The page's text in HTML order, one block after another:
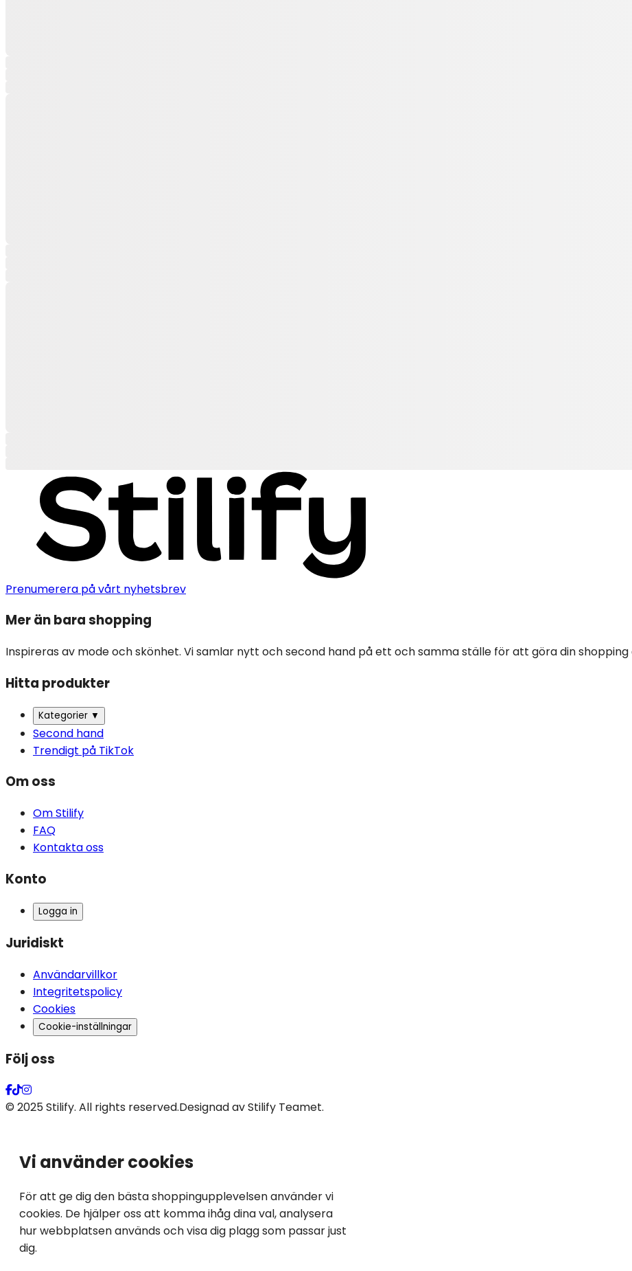
Prenumerera på vårt nyhetsbrev
Mer än bara shopping
Inspireras av mode och skönhet. Vi samlar nytt och second hand på ett och samma ställe för att göra din
Hitta produkter
Kategorier ▼
Second hand
Trendigt på TikTok
Om oss
Om Stilify
FAQ
Kontakta oss
Konto
Logga in
Juridiskt
Användarvillkor
Integritetspolicy
Cookies
Cookie-inställningar
Följ oss
© 2025 Stilify. All rights reserved.Designad av Stilify Teamet.
Vi använder cookies
För att ge dig den bästa shoppingupplevelsen använder vi
cookies. De hjälper oss att komma ihåg dina val, analysera
hur webbplatsen används och visa dig plagg som passar just
dig.